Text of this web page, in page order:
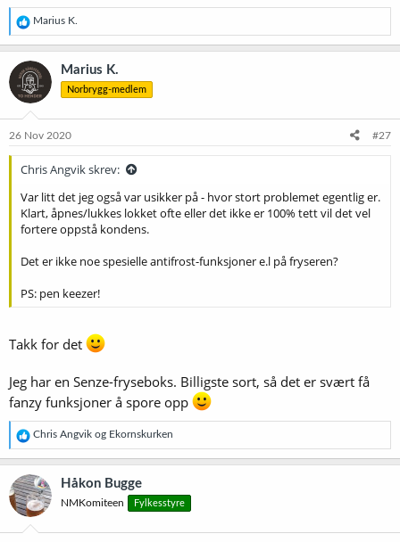
R
e
a
k
s
j
o
e
Marius K.
Marius K.
Norbrygg-medlem
26 Nov 2020 #27
Chris Angvik skrev:
Var litt det jeg også var usikker på - hvor stort problemet egentlig er.
Klart, åpnes/lukkes lokket ofte eller det ikke er 100% tett vil det vel
fortere oppstå kondens.
Det er ikke noe spesielle antifrost-funksjoner e.l på fryseren?
PS: pen keezer!
Takk for det
Jeg har en Senze-fryseboks. Billigste sort, så det er svært få
fanzy funksjoner å spore opp
R
e
a
k
s
j
o
Chris Angvik og Ekornskurken
Håkon Bugge
NMKomiteen Fylkesstyre